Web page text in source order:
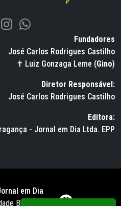
Fundadores
José Carlos Rodrigues Castilho
✝ Luiz Gonzaga Leme (Gino)
Diretor Responsável:
José Carlos Rodrigues Castilho
Editora:
- Jornal em Dia Ltda. EPP
em Dia
BWS RUSSO